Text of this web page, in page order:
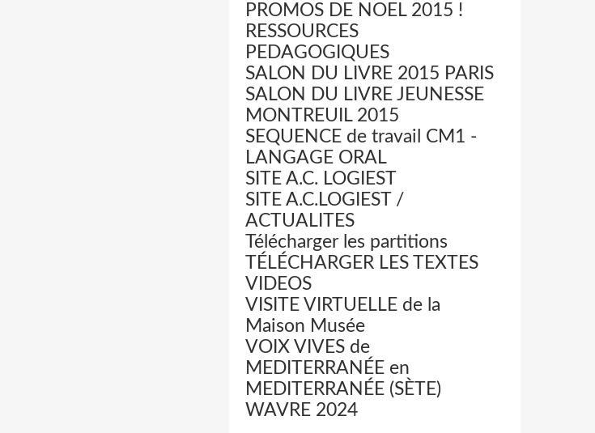
PROMOS DE NOEL 2015 !
RESSOURCES
PEDAGOGIQUES
SALON DU LIVRE 2015 PARIS
SALON DU LIVRE JEUNESSE
MONTREUIL 2015
SEQUENCE de travail CM1 -
LANGAGE ORAL
SITE A.C. LOGIEST
SITE A.C.LOGIEST /
ACTUALITES
Télécharger les partitions
TÉLÉCHARGER LES TEXTES
VIDEOS
VISITE VIRTUELLE de la
Maison Musée
VOIX VIVES de
MEDITERRANÉE en
MEDITERRANÉE (SÈTE)
WAVRE 2024